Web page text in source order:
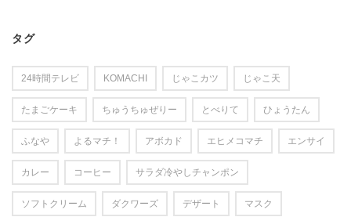
タグ
24時間テレビ KOMACHI じゃこカツ じゃこ天
たまごケーキ ちゅうちゅぜりー とべりて ひょうたん
ふなや よるマチ！ アボカド エヒメコマチ エンサイ
カレー コーヒー サラダ冷やしチャンポン
ソフトクリーム ダクワーズ デザート マスク